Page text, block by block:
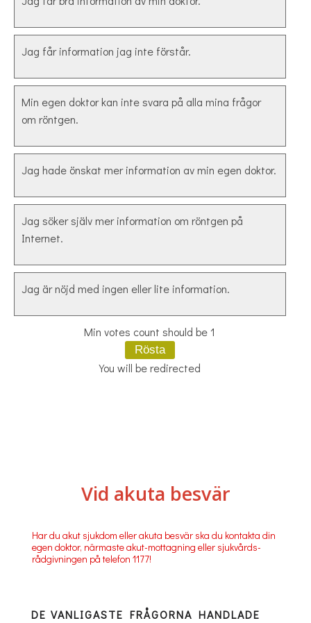
Jag får information jag inte förstår.
Min egen doktor kan inte svara på alla mina frågor
om röntgen.
Jag hade önskat mer information av min egen doktor.
Jag söker själv mer information om röntgen på
Internet.
Jag är nöjd med ingen eller lite information.
Min votes count should be 1
You will be redirected
Vid akuta besvär
Har du akut sjukdom eller akuta besvär ska du kontakta din
egen doktor, närmaste akut-mottagning eller sjukvårds-
rådgivningen på telefon 1177!
DE VANLIGASTE FRÅGORNA HANDLADE